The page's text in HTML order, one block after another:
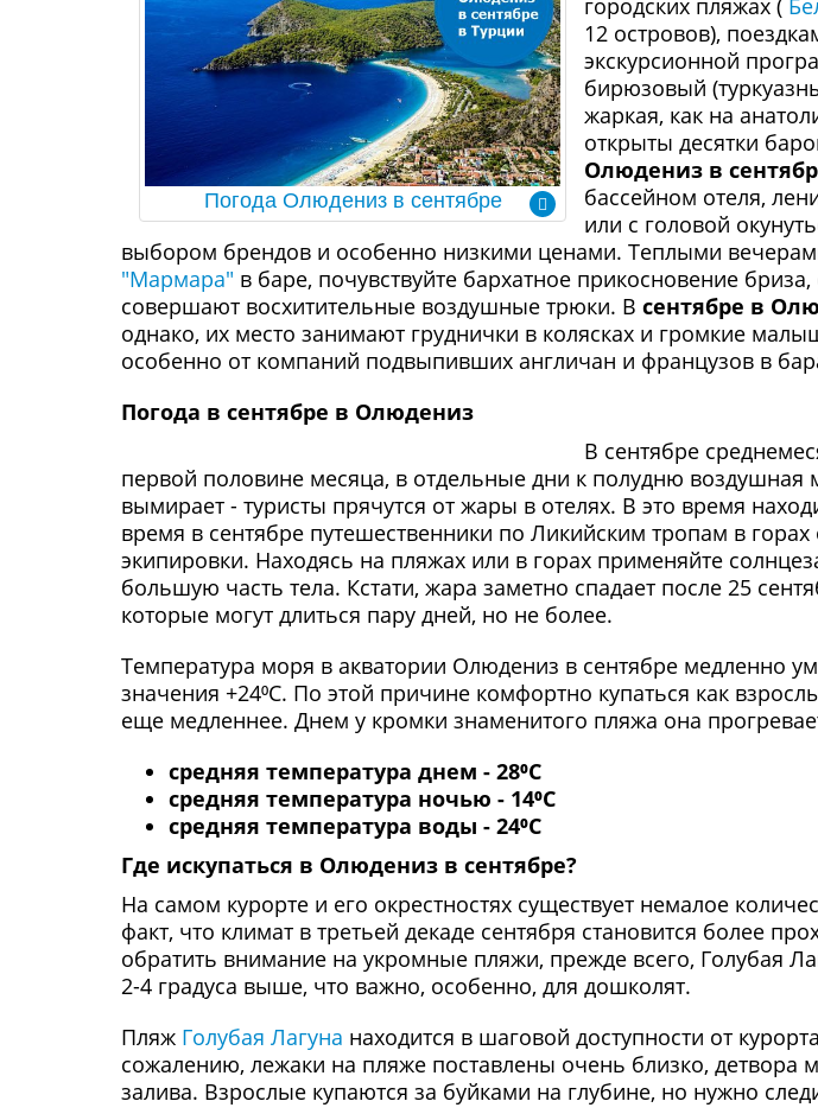
Погода Олюдениз в сентябре
городских пляжах (
12 островов),
экскурсионной
бирюзовый
жаркая, как на
открыты десятки
Олюдениз в
бассейном отеля,
или с головой
выбором брендов и особенно низкими ценами. Теплыми
"Мармара" в баре, почувствуйте бархатное прикосновение
совершают восхитительные воздушные трюки. В сентябре в
однако, их место занимают груднички в колясках и громкие
особенно от компаний подвыпивших англичан и французов в
Погода в сентябре в Олюдениз
В сентябре
первой половине месяца, в отдельные дни к полудню воздушная
вымирает - туристы прячутся от жары в отелях. В это время
время в сентябре путешественники по Ликийским тропам в
экипировки. Находясь на пляжах или в горах применяйте
большую часть тела. Кстати, жара заметно спадает после 25
которые могут длиться пару дней, но не более.
Температура моря в акватории Олюдениз в сентябре медленно
значения +24⁰С. По этой причине комфортно купаться как
еще медленнее. Днем у кромки знаменитого пляжа она
средняя температура днем - 28⁰С
средняя температура ночью - 14⁰С
средняя температура воды - 24⁰С
Где искупаться в Олюдениз в сентябре?
На самом курорте и его окрестностях существует немалое
факт, что климат в третьей декаде сентября становится более
обратить внимание на укромные пляжи, прежде всего, Голубая
2-4 градуса выше, что важно, особенно, для дошколят.
Пляж Голубая Лагуна находится в шаговой доступности от
сожалению, лежаки на пляже поставлены очень близко, детвора
залива. Взрослые купаются за буйками на глубине, но нужно